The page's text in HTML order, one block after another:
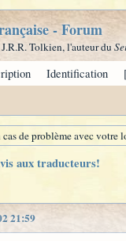
- Forum
Tolkien, l'auteur du
Identification
de problème avec
aux traducteurs!
21:59